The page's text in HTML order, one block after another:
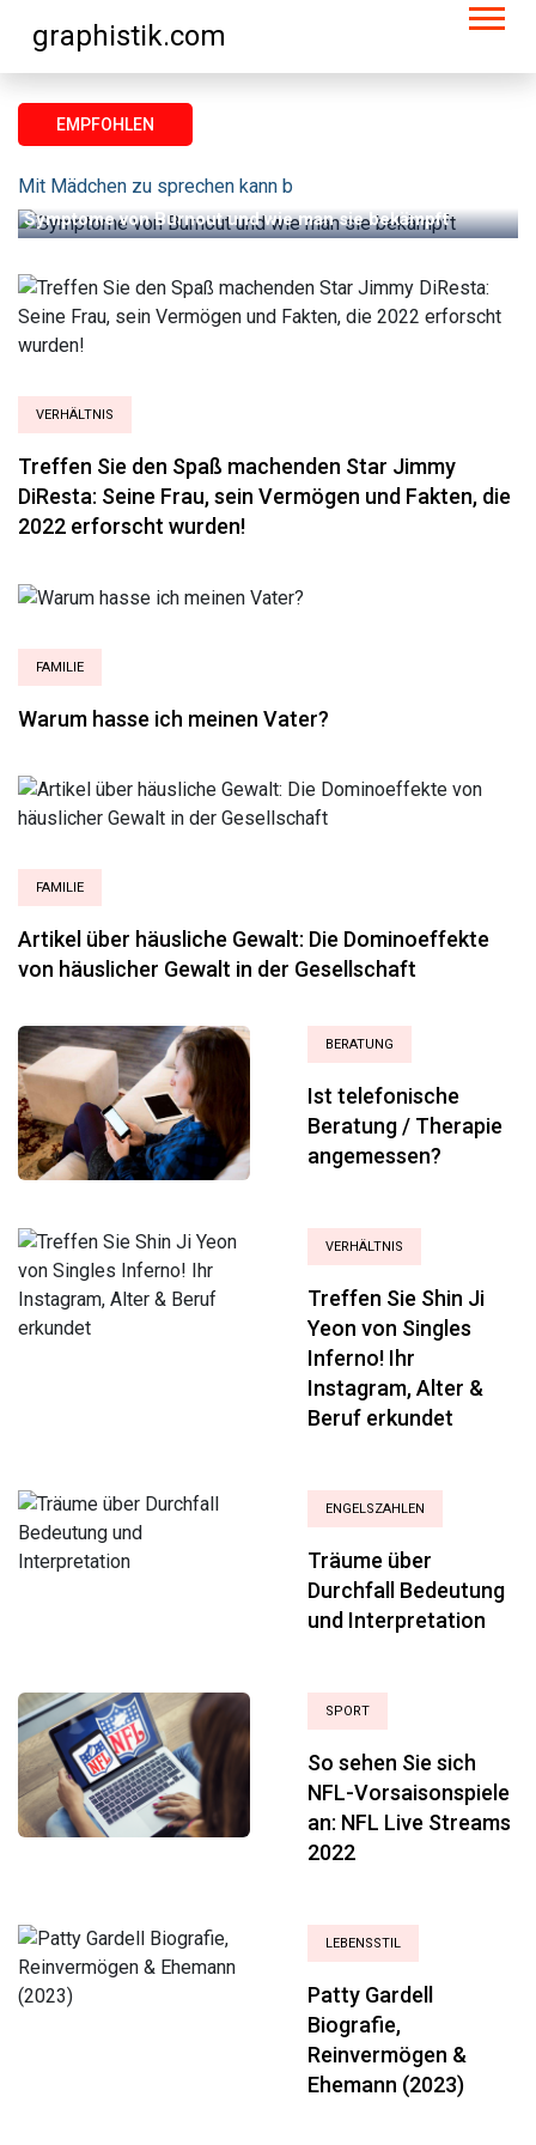
graphistik.com
EMPFOHLEN
Mit Mädchen zu sprechen kann beängstigend sein. Aber Sie
Symptome von Burnout und wie man sie bekämpft
VERHÄLTNIS
Treffen Sie den Spaß machenden Star Jimmy
DiResta: Seine Frau, sein Vermögen und Fakten, die
2022 erforscht wurden!
FAMILIE
Warum hasse ich meinen Vater?
FAMILIE
Artikel über häusliche Gewalt: Die Dominoeffekte
von häuslicher Gewalt in der Gesellschaft
BERATUNG
Ist telefonische
Beratung / Therapie
angemessen?
VERHÄLTNIS
Treffen Sie Shin Ji
Yeon von Singles
Inferno! Ihr
Instagram, Alter &
Beruf erkundet
ENGELSZAHLEN
Träume über
Durchfall Bedeutung
und Interpretation
SPORT
So sehen Sie sich
NFL-Vorsaisonspiele
an: NFL Live Streams
2022
LEBENSSTIL
Patty Gardell
Biografie,
Reinvermögen &
Ehemann (2023)